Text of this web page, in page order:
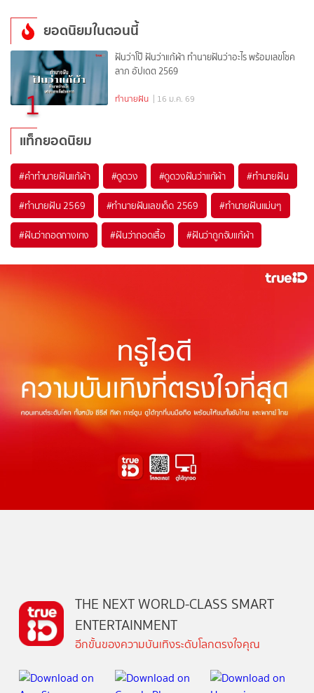
ยอดนิยมในตอนนี้
1
ฝันว่าโป๊ ฝันว่าแก้ผ้า ทำนายฝันว่าอะไร พร้อมเลขโชค
ลาภ อัปเดต 2569
ทำนายฝัน | 16 ม.ค. 69
แท็กยอดนิยม
#คำทำนายฝันแก้ผ้า #ดูดวง #ดูดวงฝันว่าแก้ผ้า #ทำนายฝัน
#ทำนายฝัน 2569 #ทำนายฝันเลขเด็ด 2569 #ทำนายฝันแม่นๆ
#ฝันว่าถอดกางเกง #ฝันว่าถอดเสื้อ #ฝันว่าถูกจับแก้ผ้า
THE NEXT WORLD-CLASS SMART
ENTERTAINMENT
อีกขั้นของความบันเทิงระดับโลกตรงใจคุณ